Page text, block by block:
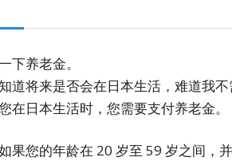
下养老金。
道将来是否会在日本生活，难道我
在日本生活时，您需要支付养老金。
果您的年龄在 20 岁至 59 岁之间，